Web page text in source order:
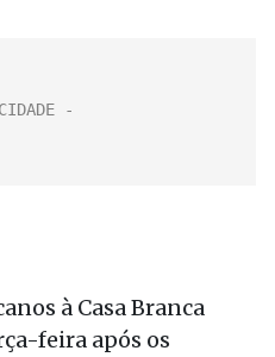
à Casa Branca
feira após os